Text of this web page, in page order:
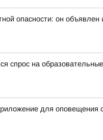
опасности: он объявлен
спрос на
для оповещения